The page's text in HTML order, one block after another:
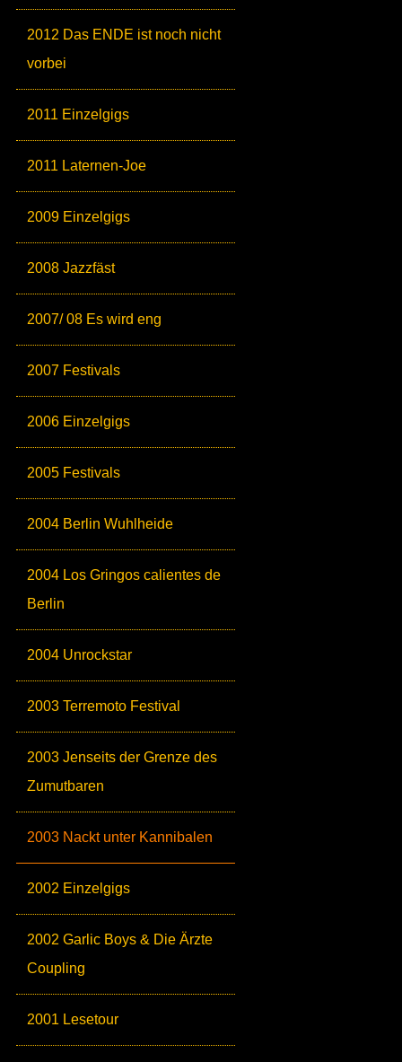
2012 Das ENDE ist noch nicht
vorbei
2011 Einzelgigs
2011 Laternen-Joe
2009 Einzelgigs
2008 Jazzfäst
2007/ 08 Es wird eng
2007 Festivals
2006 Einzelgigs
2005 Festivals
2004 Berlin Wuhlheide
2004 Los Gringos calientes de
Berlin
2004 Unrockstar
2003 Terremoto Festival
2003 Jenseits der Grenze des
Zumutbaren
2003 Nackt unter Kannibalen
2002 Einzelgigs
2002 Garlic Boys & Die Ärzte
Coupling
2001 Lesetour